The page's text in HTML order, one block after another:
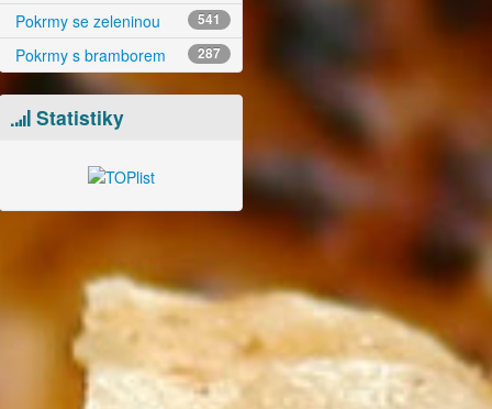
Pokrmy se zeleninou 541
Pokrmy s bramborem 287
Statistiky